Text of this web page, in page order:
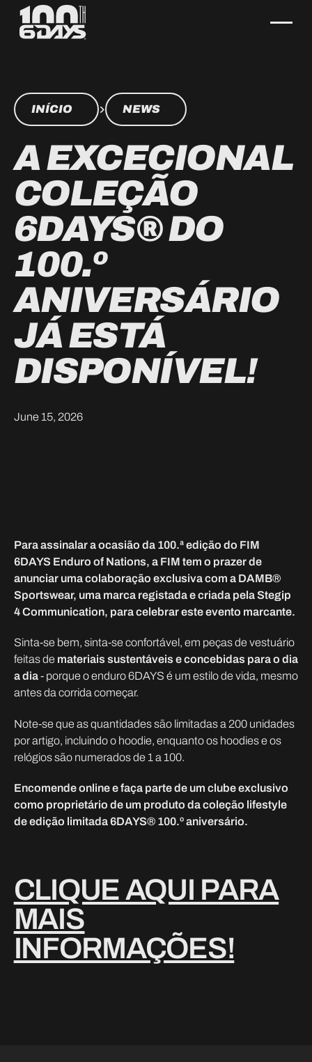
INÍCIO NEWS
A EXCECIONAL
COLEÇÃO
6DAYS® DO
100.º
ANIVERSÁRIO
JÁ ESTÁ
DISPONÍVEL!
June 15, 2026
Para assinalar a ocasião da 100.ª edição do FIM
6DAYS Enduro of Nations, a FIM tem o prazer de
anunciar uma colaboração exclusiva com a DAMB®
Sportswear, uma marca registada e criada pela Stegip
4 Communication, para celebrar este evento marcante.
Sinta-se bem, sinta-se confortável, em peças de vestuário
feitas de materiais sustentáveis e concebidas para o dia
a dia- porque o enduro 6DAYS é um estilo de vida, mesmo
antes da corrida começar.
Note-se que as quantidades são limitadas a 200 unidades
por artigo, incluindo o hoodie, enquanto os hoodies e os
relógios são numerados de 1 a 100.
Encomende online e faça parte de um clube exclusivo
como proprietário de um produto da coleção lifestyle
de edição limitada 6DAYS® 100.º aniversário.
CLIQUE AQUI PARA
MAIS
INFORMAÇÕES!